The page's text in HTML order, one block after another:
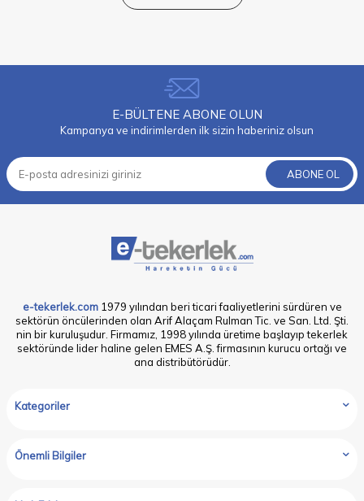
E-BÜLTENE ABONE OLUN
Kampanya ve indirimlerden ilk sizin haberiniz olsun
ABONE OL
e-tekerlek.com1979 yılından beri ticari faaliyetlerini sürdüren ve
sektörün öncülerinden olan Arif Alaçam Rulman Tic. ve San. Ltd. Şti.
nin bir kuruluşudur. Firmamız, 1998 yılında üretime başlayıp tekerlek
sektöründe lider haline gelen EMES A.Ş. firmasının kurucu ortağı ve
ana distribütörüdür.
Kategoriler
Önemli Bilgiler